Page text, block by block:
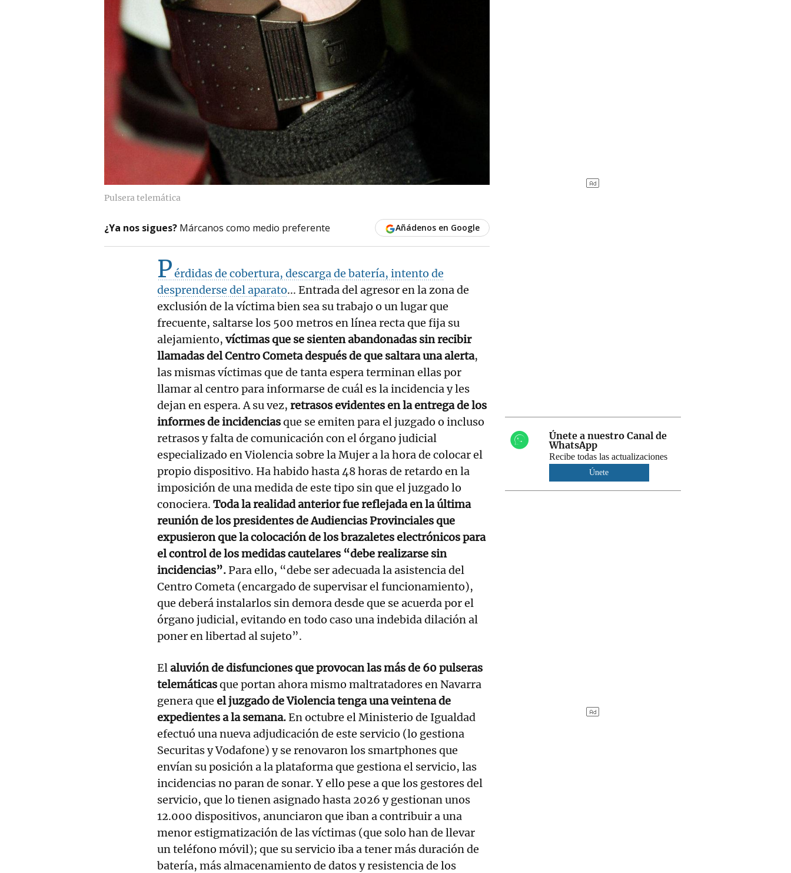
Pulsera telemática
¿Ya nos sigues? Márcanos como medio preferente Añádenos en Google
Pérdidas de cobertura, descarga de batería, intento de
desprenderse del aparato... Entrada del agresor en la zona de
exclusión de la víctima bien sea su trabajo o un lugar que
frecuente, saltarse los 500 metros en línea recta que fija su
alejamiento, víctimas que se sienten abandonadas sin recibir
llamadas del Centro Cometa después de que saltara una alerta,
las mismas víctimas que de tanta espera terminan ellas por
llamar al centro para informarse de cuál es la incidencia y les
dejan en espera. A su vez, retrasos evidentes en la entrega de los
informes de incidenciasque se emiten para el juzgado o incluso
retrasos y falta de comunicación con el órgano judicial
especializado en Violencia sobre la Mujer a la hora de colocar el
propio dispositivo. Ha habido hasta 48 horas de retardo en la
imposición de una medida de este tipo sin que el juzgado lo
conociera. Toda la realidad anterior fue reflejada en la última
reunión de los presidentes de Audiencias Provinciales que
expusieron que la colocación de los brazaletes electrónicos para
el control de los medidas cautelares “debe realizarse sin
incidencias”.Para ello, “debe ser adecuada la asistencia del
Centro Cometa (encargado de supervisar el funcionamiento),
que deberá instalarlos sin demora desde que se acuerda por el
órgano judicial, evitando en todo caso una indebida dilación al
poner en libertad al sujeto”.
Elaluvión de disfunciones que provocan las más de 60 pulseras
telemáticasque portan ahora mismo maltratadores en Navarra
genera que el juzgado de Violencia tenga una veintena de
expedientes a la semana.En octubre el Ministerio de Igualdad
efectuó una nueva adjudicación de este servicio (lo gestiona
Securitas y Vodafone) y se renovaron los smartphones que
envían su posición a la plataforma que gestiona el servicio, las
incidencias no paran de sonar. Y ello pese a que los gestores del
servicio, que lo tienen asignado hasta 2026 y gestionan unos
12.000 dispositivos, anunciaron que iban a contribuir a una
menor estigmatización de las víctimas (que solo han de llevar
un teléfono móvil); que su servicio iba a tener más duración de
batería, más almacenamiento de datos y resistencia de los
Únete a nuestro Canal de
WhatsApp
Recibe todas las actualizaciones
Únete